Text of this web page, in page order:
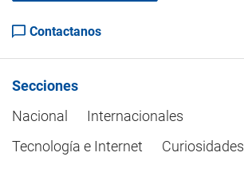
Contactanos
Secciones
Nacional
Internacionales
Tecnología e Internet
Curiosidades